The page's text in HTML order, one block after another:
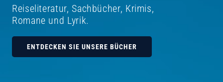
Reiseliteratur, Sachbücher, Krimis,
Romane und Lyrik.
ENTDECKEN SIE UNSERE BÜCHER